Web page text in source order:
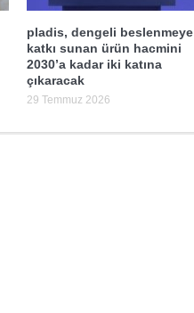
pladis, dengeli beslenmeye
katkı sunan ürün hacmini
2030’a kadar iki katına
çıkaracak
29 Temmuz 2026